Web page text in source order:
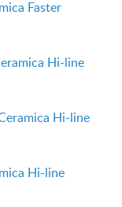
Faster
Hi-line
Hi-line
Hi-line